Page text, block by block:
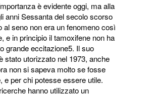
è evidente oggi, ma alla
anni Sessanta del secolo scorso
al seno non era un fenomeno così
e in principio il tamoxifene non ha
grande eccitazione5. Il suo
stato utorizzato nel 1973, anche
non si sapeva molto se fosse
e per chi potesse essere utile.
hanno utilizzato un